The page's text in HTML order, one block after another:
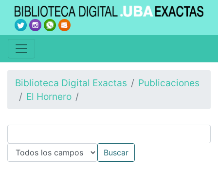
Biblioteca Digital Exactas
Publicaciones
El Hornero